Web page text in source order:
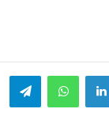
لينكدإن واتساب